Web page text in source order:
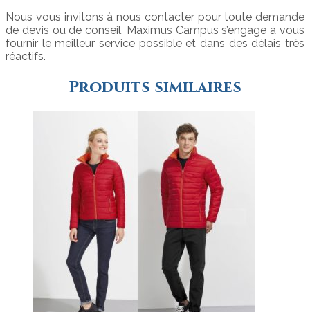
Nous vous invitons à nous contacter pour toute demande
de devis ou de conseil, Maximus Campus s’engage à vous
fournir le meilleur service possible et dans des délais très
réactifs.
Produits similaires